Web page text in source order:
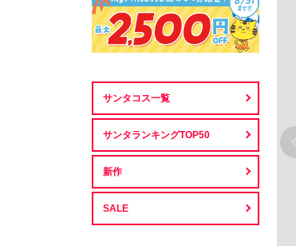
サンタコス一覧
サンタランキングTOP50
新作
SALE